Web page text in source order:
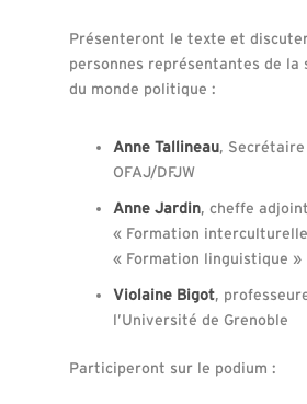
Présenteront le texte et
personnes représentantes de la
du monde politique :
Anne Tallineau,
OFAJ/DFJW
Anne Jardin, cheffe
« Formation
« Formation linguistique »
Violaine Bigot,
l’Université de Grenoble
Participeront sur le podium :